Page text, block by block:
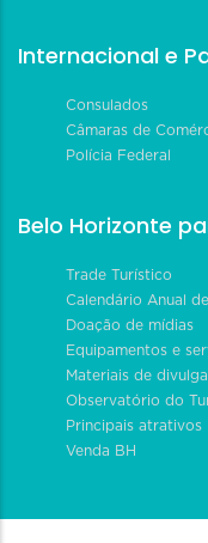
Internacional e
Consulados
Câmaras de
Polícia Federal
Belo Horizonte
Trade Turístico
Calendário Anual
Doação de mídias
Equipamentos e
Materiais de
Observatório do
Principais atrativos
Venda BH